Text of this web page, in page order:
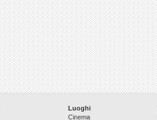
Luoghi
Cinema